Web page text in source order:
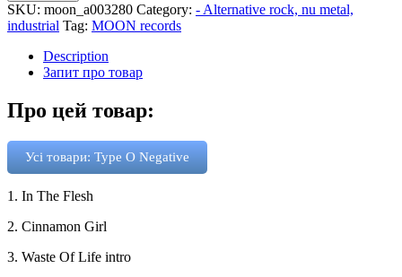
SKU: moon_a003280 Category: - Alternative rock, nu metal,
industrial Tag: MOON records
Description
Запит про товар
Про цей товар:
Усі товари: Type O Negative
1. In The Flesh
2. Cinnamon Girl
3. Waste Of Life intro